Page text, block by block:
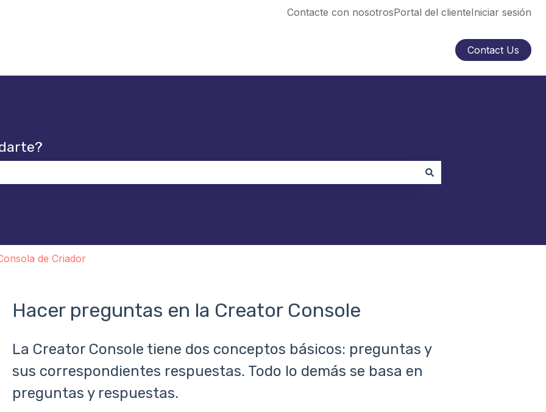
Contacte con nosotrosPortal del clienteIniciar sesión
Contact Us
de Criador
Hacer preguntas en la Creator Console
La Creator Console tiene dos conceptos básicos: preguntas y
sus correspondientes respuestas. Todo lo demás se basa en
preguntas y respuestas.